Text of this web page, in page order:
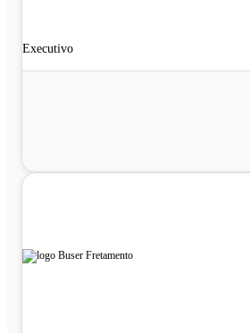
Executivo